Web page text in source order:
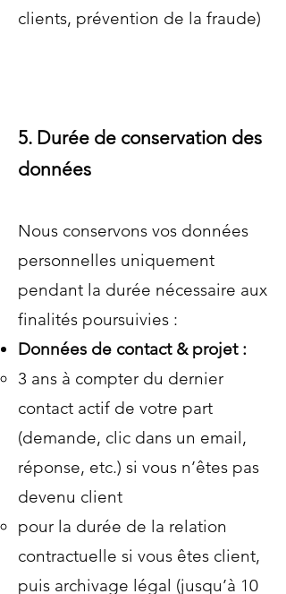
clients, prévention de la fraude)
5. Durée de conservation des
données
Nous conservons vos données
personnelles uniquement
pendant la durée nécessaire aux
finalités poursuivies :
Données de contact & projet :
3 ans à compter du dernier
contact actif de votre part
(demande, clic dans un email,
réponse, etc.) si vous n’êtes pas
devenu client
pour la durée de la relation
contractuelle si vous êtes client,
puis archivage légal (jusqu’à 10